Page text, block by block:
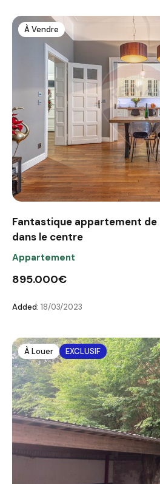
À Vendre
Fantastique appartement de
dans le centre
Appartement
895.000€
Added: 18/03/2023
À Louer EXCLUSIF